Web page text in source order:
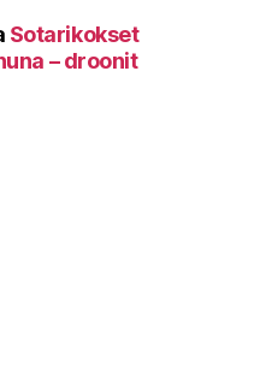
Sotarikokset
– droonit